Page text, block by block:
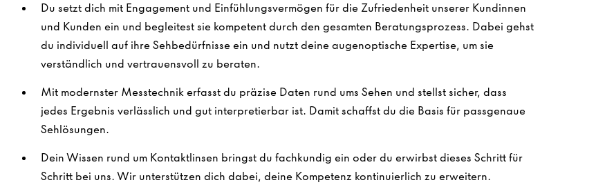
Du setzt dich mit Engagement und Einfühlungsvermögen für die Zufriedenheit unserer Kundinnen
und Kunden ein und begleitest sie kompetent durch den gesamten Beratungsprozess. Dabei gehst
du individuell auf ihre Sehbedürfnisse ein und nutzt deine augenoptische Expertise, um sie
verständlich und vertrauensvoll zu beraten.
Mit modernster Messtechnik erfasst du präzise Daten rund ums Sehen und stellst sicher, dass
jedes Ergebnis verlässlich und gut interpretierbar ist. Damit schaffst du die Basis für passgenaue
Sehlösungen.
Dein Wissen rund um Kontaktlinsen bringst du fachkundig ein oder du erwirbst dieses Schritt für
Schritt bei uns. Wir unterstützen dich dabei, deine Kompetenz kontinuierlich zu erweitern.